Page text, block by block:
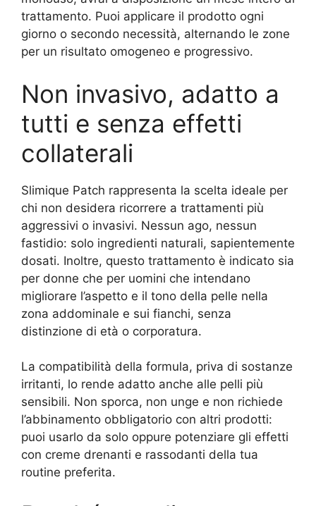
trattamento. Puoi applicare il prodotto ogni
giorno o secondo necessità, alternando le zone
per un risultato omogeneo e progressivo.
Non invasivo, adatto a
tutti e senza effetti
collaterali
Slimique Patch rappresenta la scelta ideale per
chi non desidera ricorrere a trattamenti più
aggressivi o invasivi. Nessun ago, nessun
fastidio: solo ingredienti naturali, sapientemente
dosati. Inoltre, questo trattamento è indicato sia
per donne che per uomini che intendano
migliorare l’aspetto e il tono della pelle nella
zona addominale e sui fianchi, senza
distinzione di età o corporatura.
La compatibilità della formula, priva di sostanze
irritanti, lo rende adatto anche alle pelli più
sensibili. Non sporca, non unge e non richiede
l’abbinamento obbligatorio con altri prodotti:
puoi usarlo da solo oppure potenziare gli effetti
con creme drenanti e rassodanti della tua
routine preferita.